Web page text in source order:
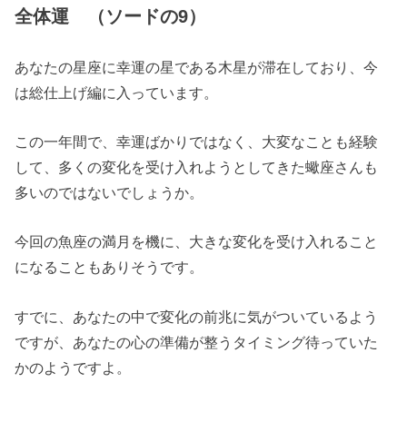
全体運 （ソードの9）
あなたの星座に幸運の星である木星が滞在しており、今
は総仕上げ編に入っています。
この一年間で、幸運ばかりではなく、大変なことも経験
して、多くの変化を受け入れようとしてきた蠍座さんも
多いのではないでしょうか。
今回の魚座の満月を機に、大きな変化を受け入れること
になることもありそうです。
すでに、あなたの中で変化の前兆に気がついているよう
ですが、あなたの心の準備が整うタイミング待っていた
かのようですよ。